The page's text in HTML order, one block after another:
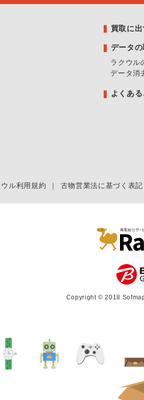
買取に
データ
ラクウル
データ消
よくあ
ル利用規約 ｜ 古物営業法に基づく表記
Copyright © 2018